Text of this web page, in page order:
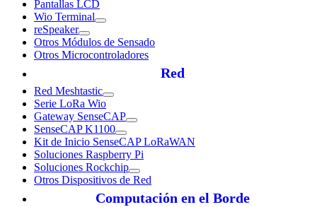
Pantallas LCD
Wio Terminal
reSpeaker
Otros Módulos de Sensado
Otros Microcontroladores
Red
Red Meshtastic
Serie LoRa Wio
Gateway SenseCAP
SenseCAP K1100
Kit de Inicio SenseCAP LoRaWAN
Soluciones Raspberry Pi
Soluciones Rockchip
Otros Dispositivos de Red
Computación en el Borde